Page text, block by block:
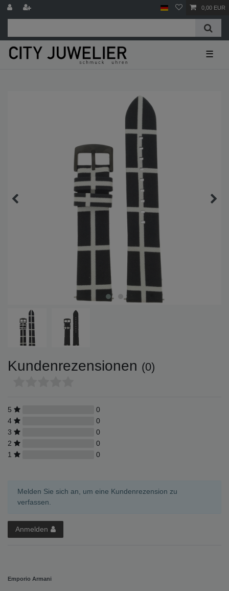
0,00 EUR
☰
Kundenrezensionen (0)
5
0
4
0
3
0
2
0
1
0
Melden Sie sich an, um eine Kundenrezension zu
verfassen.
Anmelden
Emporio Armani